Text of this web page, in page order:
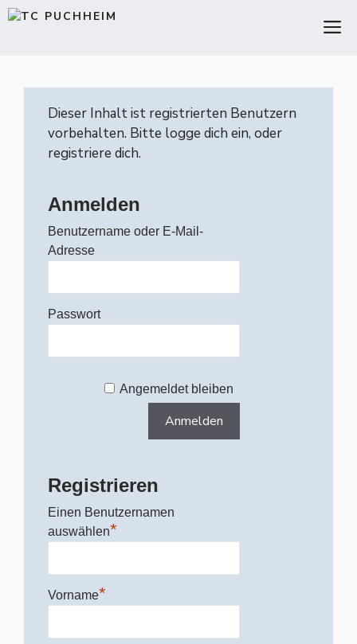
Zum
Dieser Inhalt ist registrierten Benutzern
vorbehalten. Bitte logge dich ein, oder
registriere dich.
Anmelden
Benutzername oder E-Mail-
Adresse
Passwort
Angemeldet bleiben
Registrieren
Einen Benutzernamen
auswählen*
Vorname*